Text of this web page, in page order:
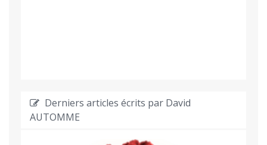
Derniers articles écrits par David
AUTOMME